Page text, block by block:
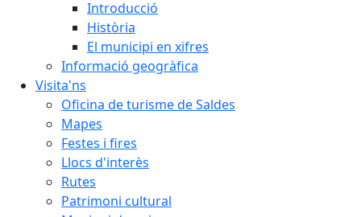
Introducció
Història
El municipi en xifres
Informació geogràfica
Visita'ns
Oficina de turisme de Saldes
Mapes
Festes i fires
Llocs d'interès
Rutes
Patrimoni cultural